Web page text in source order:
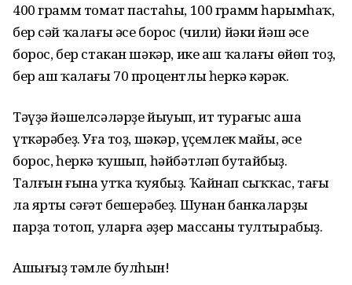
400 грамм томат пастаһы, 100 грамм һарымһаҡ,
бер сәй ҡалағы әсе борос (чили) йәки йәш әсе
борос, бер стакан шәкәр, ике аш ҡалағы өйөп тоҙ,
бер аш ҡалағы 70 процентлы һеркә кәрәк.
Тәүҙә йәшелсәләрҙе йыуып, ит турағыс аша
үткәрәбеҙ. Уға тоҙ, шәкәр, үҫемлек майы, әсе
борос, һеркә ҡушып, һәйбәтләп бутайбыҙ.
Талғын ғына утҡа ҡуябыҙ. Ҡайнап сыҡҡас, тағы
ла ярты сәғәт бешерәбеҙ. Шунан банкаларҙы
парҙа тотоп, уларға әҙер массаны тултырабыҙ.
Ашығыҙ тәмле булһын!